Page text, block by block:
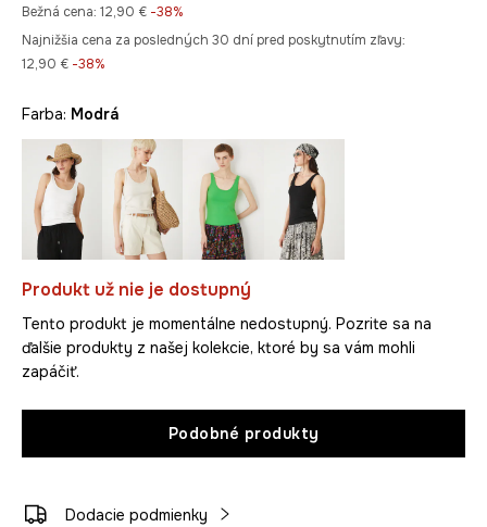
Bežná cena: 12,90 € -38%
Najnižšia cena za posledných 30 dní pred poskytnutím zľavy:
12,90 € -38%
Farba: modrá
Produkt už nie je dostupný
Tento produkt je momentálne nedostupný. Pozrite sa na
ďalšie produkty z našej kolekcie, ktoré by sa vám mohli
zapáčiť.
Podobné produkty
Dodacie podmienky